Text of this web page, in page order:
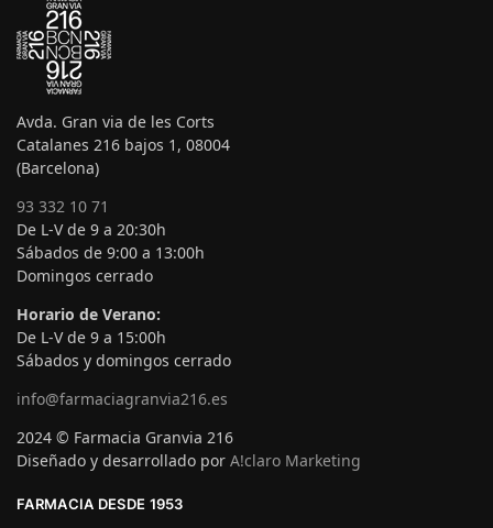
Avda. Gran via de les Corts
Catalanes 216 bajos 1, 08004
(Barcelona)
93 332 10 71
De L-V de 9 a 20:30h
Sábados de 9:00 a 13:00h
Domingos cerrado
Horario de Verano:
De L-V de 9 a 15:00h
Sábados y domingos cerrado
info@farmaciagranvia216.es
2024 © Farmacia Granvia 216
Diseñado y desarrollado por A!claro Marketing
FARMACIA DESDE 1953